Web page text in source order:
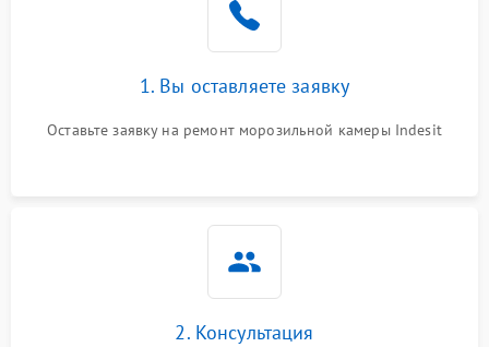
1. Вы оставляете заявку
Оставьте заявку на ремонт морозильной камеры Indesit
2. Консультация